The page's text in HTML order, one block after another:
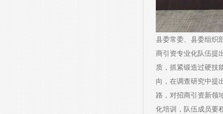
县委常委、县委组织
商引资专业化队伍提
质，抓紧锻造过硬技
向，在调查研究中提
路，对招商引资新领
化培训，队伍成员要